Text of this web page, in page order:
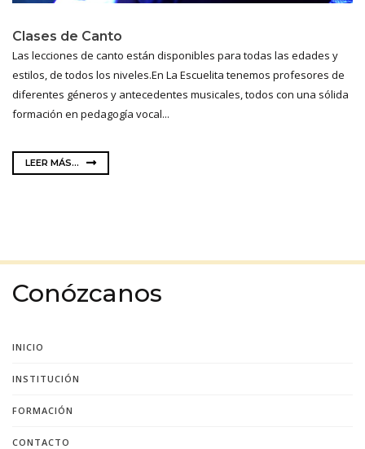
Clases de Canto
Las lecciones de canto están disponibles para todas las edades y
estilos, de todos los niveles.En La Escuelita tenemos profesores de
diferentes géneros y antecedentes musicales, todos con una sólida
formación en pedagogía vocal...
LEER MÁS...
Conózcanos
INICIO
INSTITUCIÓN
FORMACIÓN
CONTACTO